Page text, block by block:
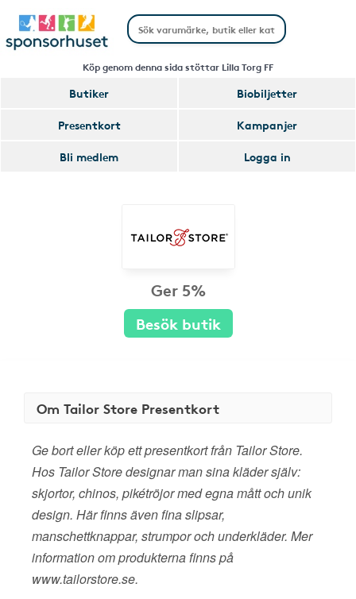
Köp genom denna sida stöttar Lilla Torg FF
Butiker
Biobiljetter
Presentkort
Kampanjer
Bli medlem
Logga in
Ger 5%
Besök butik
Om Tailor Store Presentkort
Ge bort eller köp ett presentkort från Tailor Store.
Hos Tailor Store designar man sina kläder själv:
skjortor, chinos, pikétröjor med egna mått och unik
design. Här finns även fina slipsar,
manschettknappar, strumpor och underkläder. Mer
information om produkterna finns på
www.tailorstore.se.